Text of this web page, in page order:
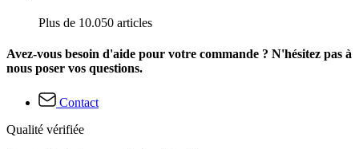
Plus de 10.050 articles
Avez-vous besoin d'aide pour votre commande ? N'hésitez pas à
nous poser vos questions.
Contact
Qualité vérifiée